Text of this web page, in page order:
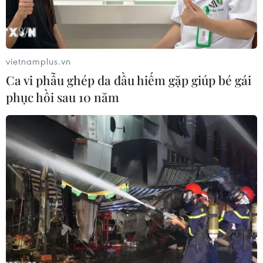
Đại diện tỉnh Quảng Ninh và doanh nghiệp ký kết Biên bản ghi
nhớ hợp tác. (Ảnh: Mỹ Phương/TTXVN)
Ngày 27/11, tại “Chương trình giới thiệu, xúc
tiến du lịch Quảng Ninh 2019” do Ủy ban Nhân
dân tỉnh Quảng Ninh tổ chức tại Thành phố Hồ
Chí Minh, bà Vũ Thị Thu Thủy, Phó Chủ tịch Ủy
vietnamplus.vn
Ca vi phẫu ghép da đầu hiếm gặp giúp bé gái
phục hồi sau 10 năm